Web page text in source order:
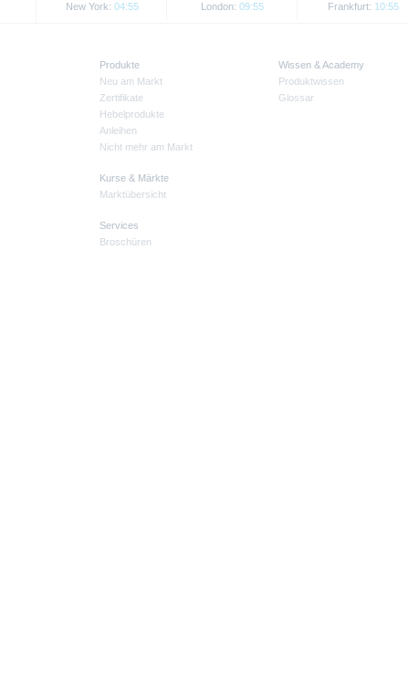
New York: 04:55 London: 09:55 Frankfurt: 10:55
Produkte
Neu am Markt
Zertifikate
Hebelprodukte
Anleihen
Nicht mehr am Markt
Kurse & Märkte
Marktübersicht
Services
Broschüren
Wissen & Academy
Produktwissen
Glossar